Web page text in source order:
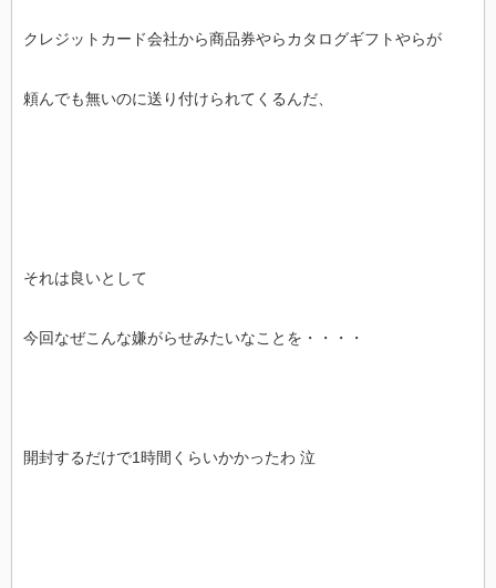
クレジットカード会社から商品券やらカタログギフトやらが
頼んでも無いのに送り付けられてくるんだ、
それは良いとして
今回なぜこんな嫌がらせみたいなことを・・・・
開封するだけで1時間くらいかかったわ 泣